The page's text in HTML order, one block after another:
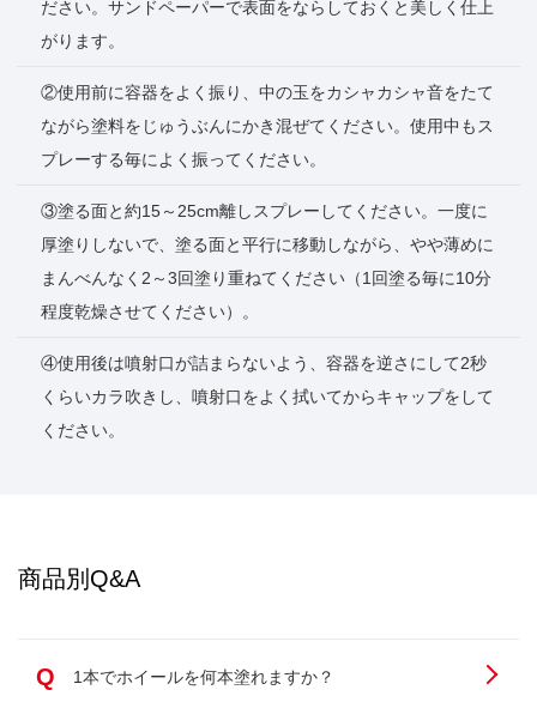
ださい。サンドペーパーで表面をならしておくと美しく仕上
がります。
②使用前に容器をよく振り、中の玉をカシャカシャ音をたて
ながら塗料をじゅうぶんにかき混ぜてください。使用中もス
プレーする毎によく振ってください。
③塗る面と約15～25cm離しスプレーしてください。一度に
厚塗りしないで、塗る面と平行に移動しながら、やや薄めに
まんべんなく2～3回塗り重ねてください（1回塗る毎に10分
程度乾燥させてください）。
④使用後は噴射口が詰まらないよう、容器を逆さにして2秒
くらいカラ吹きし、噴射口をよく拭いてからキャップをして
ください。
商品別Q&A
Q 1本でホイールを何本塗れますか？